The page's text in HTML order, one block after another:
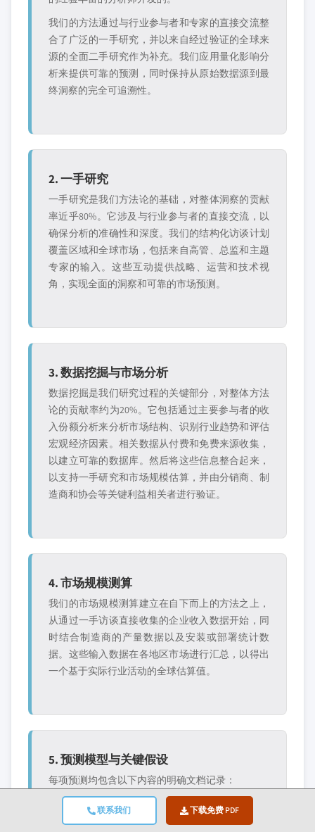
联系我们 下载免费 PDF
我们的方法通过与行业参与者和专家的直接交流整
合了广泛的一手研究，并以来自经过验证的全球来
源的全面二手研究作为补充。我们应用量化影响分
析来提供可靠的预测，同时保持从原始数据源到最
终洞察的完全可追溯性。
2. 一手研究
一手研究是我们方法论的基础，对整体洞察的贡献
率近乎80%。它涉及与行业参与者的直接交流，以
确保分析的准确性和深度。我们的结构化访谈计划
覆盖区域和全球市场，包括来自高管、总监和主题
专家的输入。这些互动提供战略、运营和技术视
角，实现全面的洞察和可靠的市场预测。
3. 数据挖掘与市场分析
数据挖掘是我们研究过程的关键部分，对整体方法
论的贡献率约为20%。它包括通过主要参与者的收
入份额分析来分析市场结构、识别行业趋势和评估
宏观经济因素。相关数据从付费和免费来源收集，
以建立可靠的数据库。然后将这些信息整合起来，
以支持一手研究和市场规模估算，并由分销商、制
造商和协会等关键利益相关者进行验证。
4. 市场规模测算
我们的市场规模测算建立在自下而上的方法之上，
从通过一手访谈直接收集的企业收入数据开始，同
时结合制造商的产量数据以及安装或部署统计数
据。这些输入数据在各地区市场进行汇总，以得出
一个基于实际行业活动的全球估算值。
5. 预测模型与关键假设
每项预测均包含以下内容的明确文档记录：
✓ 主要增长驱动因素及
其预期影响
✓ 制约因素与缓解场景